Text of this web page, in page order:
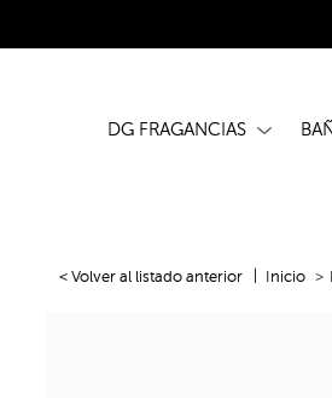
DG FRAGANCIAS
< Volver al listado anterior Inicio